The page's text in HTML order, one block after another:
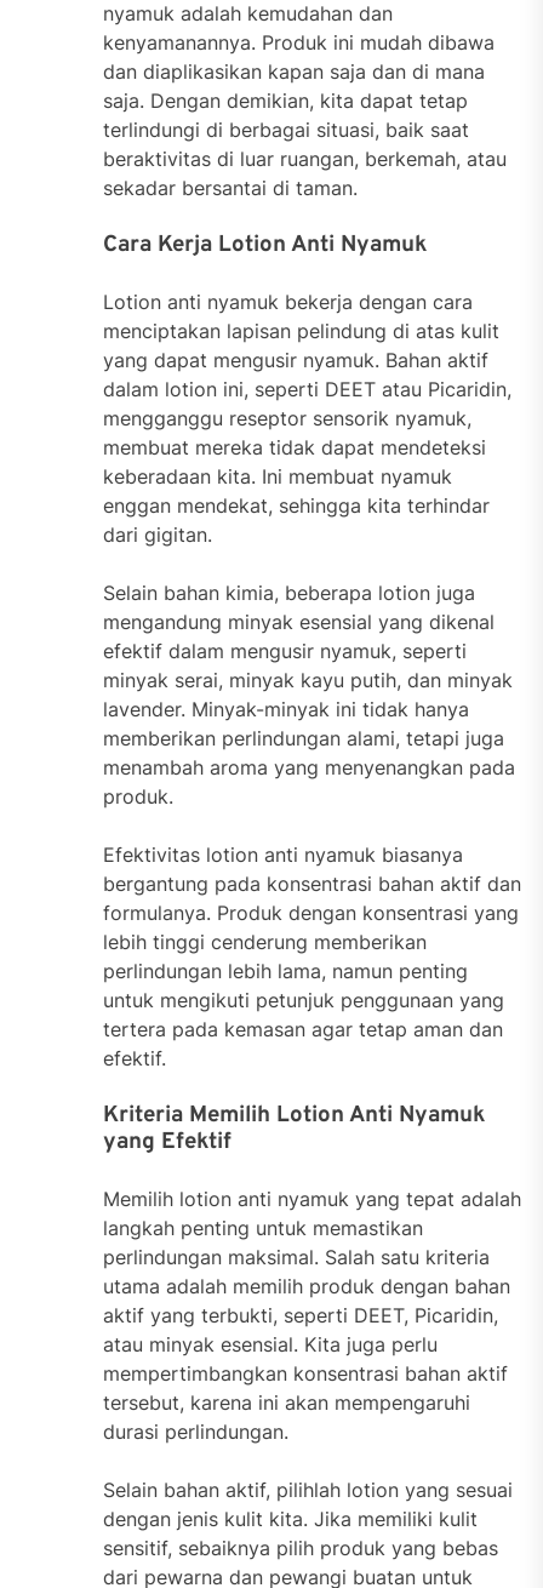
nyamuk adalah kemudahan dan
kenyamanannya. Produk ini mudah dibawa
dan diaplikasikan kapan saja dan di mana
saja. Dengan demikian, kita dapat tetap
terlindungi di berbagai situasi, baik saat
beraktivitas di luar ruangan, berkemah, atau
sekadar bersantai di taman.
Cara Kerja Lotion Anti Nyamuk
Lotion anti nyamuk bekerja dengan cara
menciptakan lapisan pelindung di atas kulit
yang dapat mengusir nyamuk. Bahan aktif
dalam lotion ini, seperti DEET atau Picaridin,
mengganggu reseptor sensorik nyamuk,
membuat mereka tidak dapat mendeteksi
keberadaan kita. Ini membuat nyamuk
enggan mendekat, sehingga kita terhindar
dari gigitan.
Selain bahan kimia, beberapa lotion juga
mengandung minyak esensial yang dikenal
efektif dalam mengusir nyamuk, seperti
minyak serai, minyak kayu putih, dan minyak
lavender. Minyak-minyak ini tidak hanya
memberikan perlindungan alami, tetapi juga
menambah aroma yang menyenangkan pada
produk.
Efektivitas lotion anti nyamuk biasanya
bergantung pada konsentrasi bahan aktif dan
formulanya. Produk dengan konsentrasi yang
lebih tinggi cenderung memberikan
perlindungan lebih lama, namun penting
untuk mengikuti petunjuk penggunaan yang
tertera pada kemasan agar tetap aman dan
efektif.
Kriteria Memilih Lotion Anti Nyamuk
yang Efektif
Memilih lotion anti nyamuk yang tepat adalah
langkah penting untuk memastikan
perlindungan maksimal. Salah satu kriteria
utama adalah memilih produk dengan bahan
aktif yang terbukti, seperti DEET, Picaridin,
atau minyak esensial. Kita juga perlu
mempertimbangkan konsentrasi bahan aktif
tersebut, karena ini akan mempengaruhi
durasi perlindungan.
Selain bahan aktif, pilihlah lotion yang sesuai
dengan jenis kulit kita. Jika memiliki kulit
sensitif, sebaiknya pilih produk yang bebas
dari pewarna dan pewangi buatan untuk